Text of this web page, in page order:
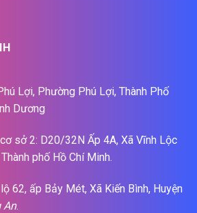
Lợi, Phường Phú Lợi, Thành Phố
Dương
sở 2: D20/32N Ấp 4A, Xã Vĩnh Lộc
phố Hồ Chí Minh.
62, ấp Bảy Mét, Xã Kiến Bình, Huyện
An.